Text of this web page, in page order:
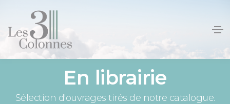
En librairie
Sélection d'ouvrages tirés de notre catalogue.